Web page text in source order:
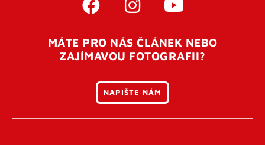
vaší e-mailovouadresu. Po úspěšném odeslání
otevření tohoto odkazu se váš účet ověří a můžete se
přihlásit. Nezapomeňte zkontrolovat složku SPAM ve
MÁTE PRO NÁS ČLÁNEK NEBO
ZAJÍMAVOU FOTOGRAFII?
NAPIŠTE NÁM